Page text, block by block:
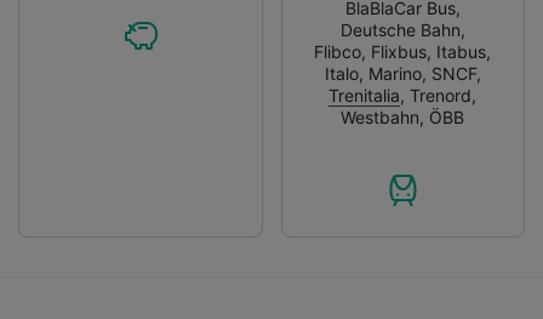
BlaBlaCar Bus,
Deutsche Bahn,
Flibco, Flixbus, Itabus,
Italo, Marino, SNCF,
Trenitalia,Trenord,
Westbahn, ÖBB